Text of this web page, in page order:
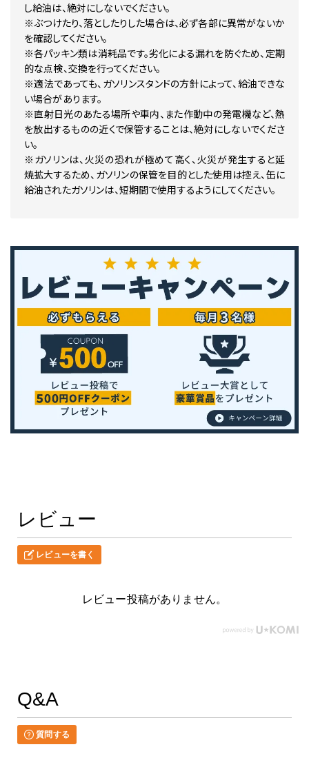
し給油は、絶対にしないでください。
※ぶつけたり、落としたりした場合は、必ず各部に異常がないか
を確認してください。
※各パッキン類は消耗品です。劣化による漏れを防ぐため、定期
的な点検、交換を行ってください。
※適法であっても、ガソリンスタンドの方針によって、給油できな
い場合があります。
※直射日光のあたる場所や車内、また作動中の発電機など、熱
を放出するものの近くで保管することは、絶対にしないでくださ
い。
※ガソリンは、火災の恐れが極めて高く、火災が発生すると延
焼拡大するため、ガソリンの保管を目的とした使用は控え、缶に
給油されたガソリンは、短期間で使用するようにしてください。
レビュー
レビューを書く
レビュー投稿がありません。
Q&A
質問する